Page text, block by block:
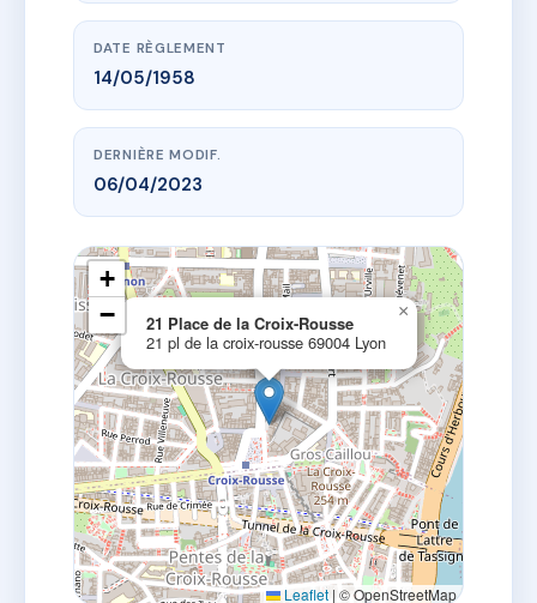
DATE RÈGLEMENT
14/05/1958
DERNIÈRE MODIF.
06/04/2023
21 Place de la Croix-Rousse
21 pl de la croix-rousse 69004 Lyon
×
+
−
Leaflet | © OpenStreetMap